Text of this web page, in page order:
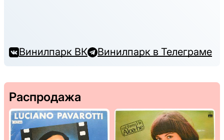
Винилпарк ВК Винилпарк в Телеграме
Распродажа